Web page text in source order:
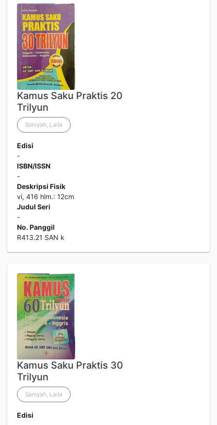
Kamus Saku Praktis 20
Trilyun
Saniyah, Laila
Edisi
-
ISBN/ISSN
-
Deskripsi Fisik
vi, 416 hlm.: 12cm
Judul Seri
-
No. Panggil
R413.21 SAN k
Kamus Saku Praktis 30
Trilyun
Saniyah, Laila
Edisi